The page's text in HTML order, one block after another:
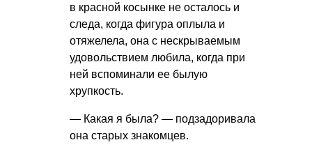
в красной косынке не осталось и
следа, когда фигура оплыла и
отяжелела, она с нескрываемым
удовольствием любила, когда при
ней вспоминали ее былую
хрупкость.
— Какая я была? — подзадоривала
она старых знакомцев.